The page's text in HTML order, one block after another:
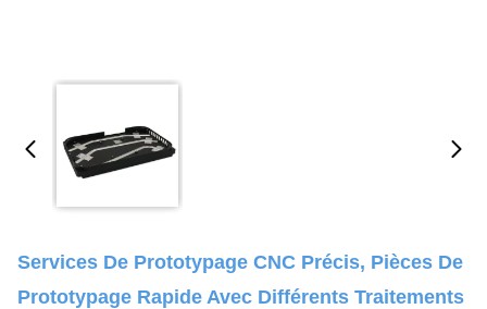
Services De Prototypage CNC Précis, Pièces De
Prototypage Rapide Avec Différents Traitements